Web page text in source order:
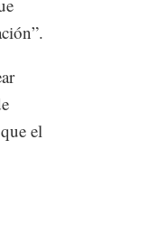
el